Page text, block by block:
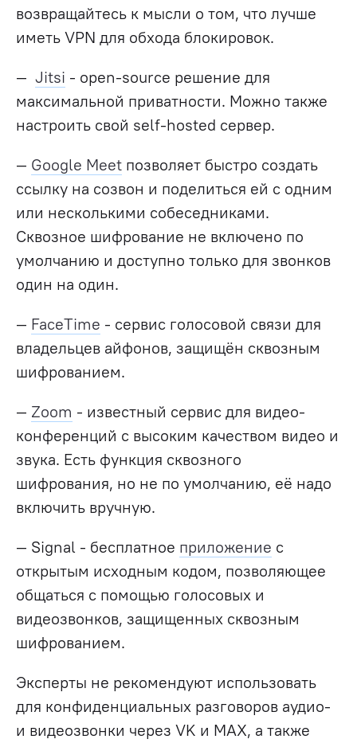
возвращайтесь к мысли о том, что лучше
иметь VPN для обхода блокировок.
— Jitsi - open-source решение для
максимальной приватности. Можно также
настроить свой self-hosted сервер.
— Google Meet позволяет быстро создать
ссылку на созвон и поделиться ей с одним
или несколькими собеседниками.
Сквозное шифрование не включено по
умолчанию и доступно только для звонков
один на один.
— FaceTime - сервис голосовой связи для
владельцев айфонов, защищён сквозным
шифрованием.
— Zoom - известный сервис для видео-
конференций с высоким качеством видео и
звука. Есть функция сквозного
шифрования, но не по умолчанию, её надо
включить вручную.
— Signal - бесплатное приложение с
открытым исходным кодом, позволяющее
общаться с помощью голосовых и
видеозвонков, защищенных сквозным
шифрованием.
Эксперты не рекомендуют использовать
для конфиденциальных разговоров аудио-
и видеозвонки через VK и MAX, а также